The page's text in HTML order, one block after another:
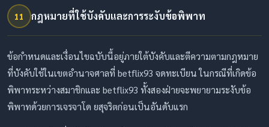
11 กฎหมายที่ใช้บังคับและการระงับข้อพิพาท
ข้อกำหนดและเงื่อนไขฉบับนี้อยู่ภายใต้บังคับและตีความตามกฎหมาย
ที่บังคับใช้ในเขตอำนาจศาลที่ betflix93 จดทะเบียน ในกรณีที่เกิดข้อ
พิพาทระหว่างสมาชิกและ betflix93 ทั้งสองฝ่ายจะพยายามระงับข้อ
พิพาทด้วยการเจรจาโด ยสุจริตก่อนเป็นอันดับแรก